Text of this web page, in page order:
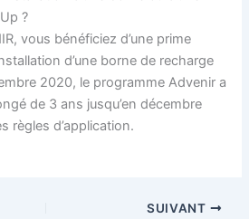
?
vous bénéficiez d’une prime
d’une borne de recharge
2020, le programme Advenir a
de 3 ans jusqu’en décembre
règles d’application.
SUIVANT